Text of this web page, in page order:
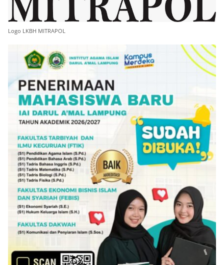
Logo LKBH MITRAPOL